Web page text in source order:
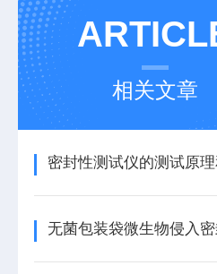
相关文章